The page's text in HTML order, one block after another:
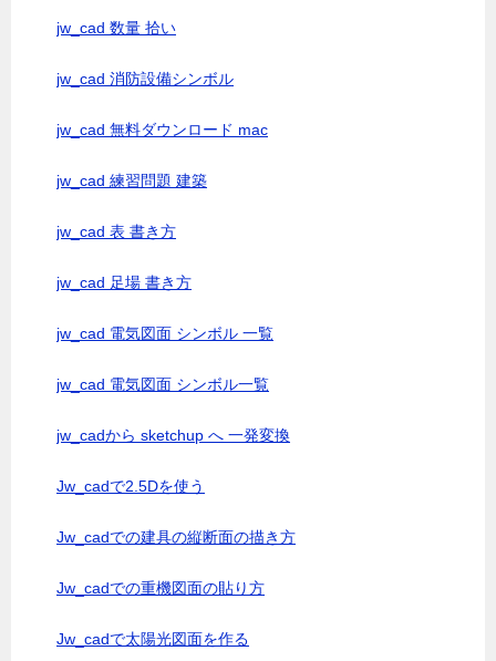
jw_cad 数量 拾い
jw_cad 消防設備シンボル
jw_cad 無料ダウンロード mac
jw_cad 練習問題 建築
jw_cad 表 書き方
jw_cad 足場 書き方
jw_cad 電気図面 シンボル 一覧
jw_cad 電気図面 シンボル一覧
jw_cadから sketchup へ 一発変換
Jw_cadで2.5Dを使う
Jw_cadでの建具の縦断面の描き方
Jw_cadでの重機図面の貼り方
Jw_cadで太陽光図面を作る